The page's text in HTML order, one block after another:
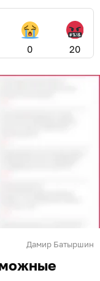
0 20
Дамир Батыршин